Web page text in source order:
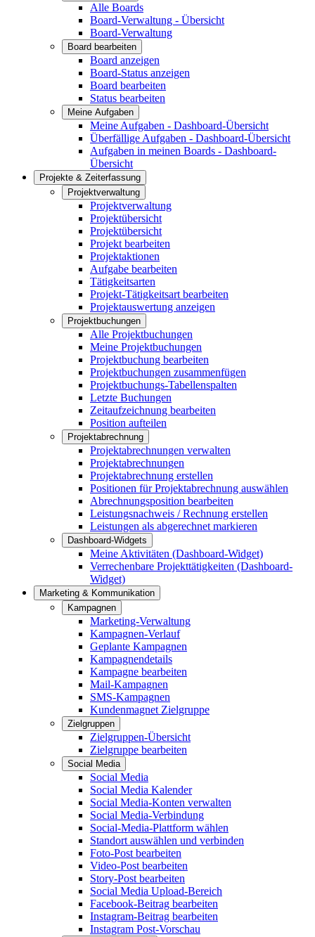
Alle Boards
Board-Verwaltung - Übersicht
Board-Verwaltung
Board bearbeiten
Board anzeigen
Board-Status anzeigen
Board bearbeiten
Status bearbeiten
Meine Aufgaben
Meine Aufgaben - Dashboard-Übersicht
Überfällige Aufgaben - Dashboard-Übersicht
Aufgaben in meinen Boards - Dashboard-
Übersicht
Projekte & Zeiterfassung
Projektverwaltung
Projektverwaltung
Projektübersicht
Projektübersicht
Projekt bearbeiten
Projektaktionen
Aufgabe bearbeiten
Tätigkeitsarten
Projekt-Tätigkeitsart bearbeiten
Projektauswertung anzeigen
Projektbuchungen
Alle Projektbuchungen
Meine Projektbuchungen
Projektbuchung bearbeiten
Projektbuchungen zusammenfügen
Projektbuchungs-Tabellenspalten
Letzte Buchungen
Zeitaufzeichnung bearbeiten
Position aufteilen
Projektabrechnung
Projektabrechnungen verwalten
Projektabrechnungen
Projektabrechnung erstellen
Positionen für Projektabrechnung auswählen
Abrechnungsposition bearbeiten
Leistungsnachweis / Rechnung erstellen
Leistungen als abgerechnet markieren
Dashboard-Widgets
Meine Aktivitäten (Dashboard-Widget)
Verrechenbare Projekttätigkeiten (Dashboard-
Widget)
Marketing & Kommunikation
Kampagnen
Marketing-Verwaltung
Kampagnen-Verlauf
Geplante Kampagnen
Kampagnendetails
Kampagne bearbeiten
Mail-Kampagnen
SMS-Kampagnen
Kundenmagnet Zielgruppe
Zielgruppen
Zielgruppen-Übersicht
Zielgruppe bearbeiten
Social Media
Social Media
Social Media Kalender
Social Media-Konten verwalten
Social Media-Verbindung
Social-Media-Plattform wählen
Standort auswählen und verbinden
Foto-Post bearbeiten
Video-Post bearbeiten
Story-Post bearbeiten
Social Media Upload-Bereich
Facebook-Beitrag bearbeiten
Instagram-Beitrag bearbeiten
Instagram Post-Vorschau